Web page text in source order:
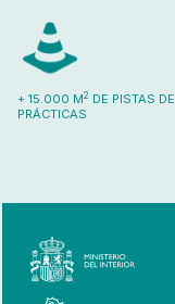
+ 15.000 M2 DE PISTAS DE
PRÁCTICAS